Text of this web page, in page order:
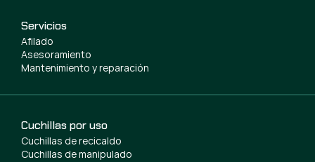
Servicios
Afilado
Asesoramiento
Mantenimiento y reparación
Cuchillas por uso
Cuchillas de recicaldo
Cuchillas de manipulado